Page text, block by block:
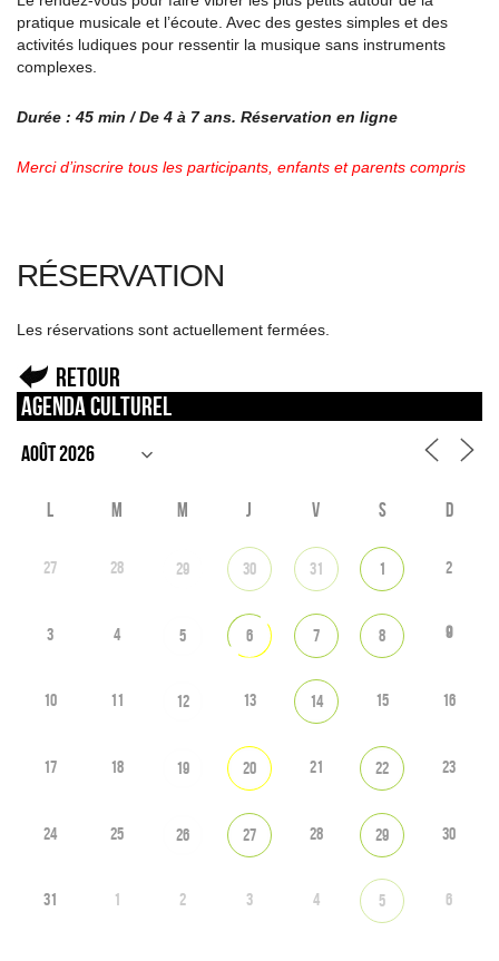
pratique musicale et l’écoute. Avec des gestes simples et des
activités ludiques pour ressentir la musique sans instruments
complexes.
Durée : 45 min / De 4 à 7 ans. Réservation en ligne
Merci d’inscrire tous les participants, enfants et parents compris
RÉSERVATION
Les réservations sont actuellement fermées.
Retour
Agenda culturel
L M M J V S D
27 28 29 30 31 1 2
3 4 5 6 7 8 9
10 11 12 13 14 15 16
17 18 19 20 21 22 23
24 25 26 27 28 29 30
31 1 2 3 4 5 6